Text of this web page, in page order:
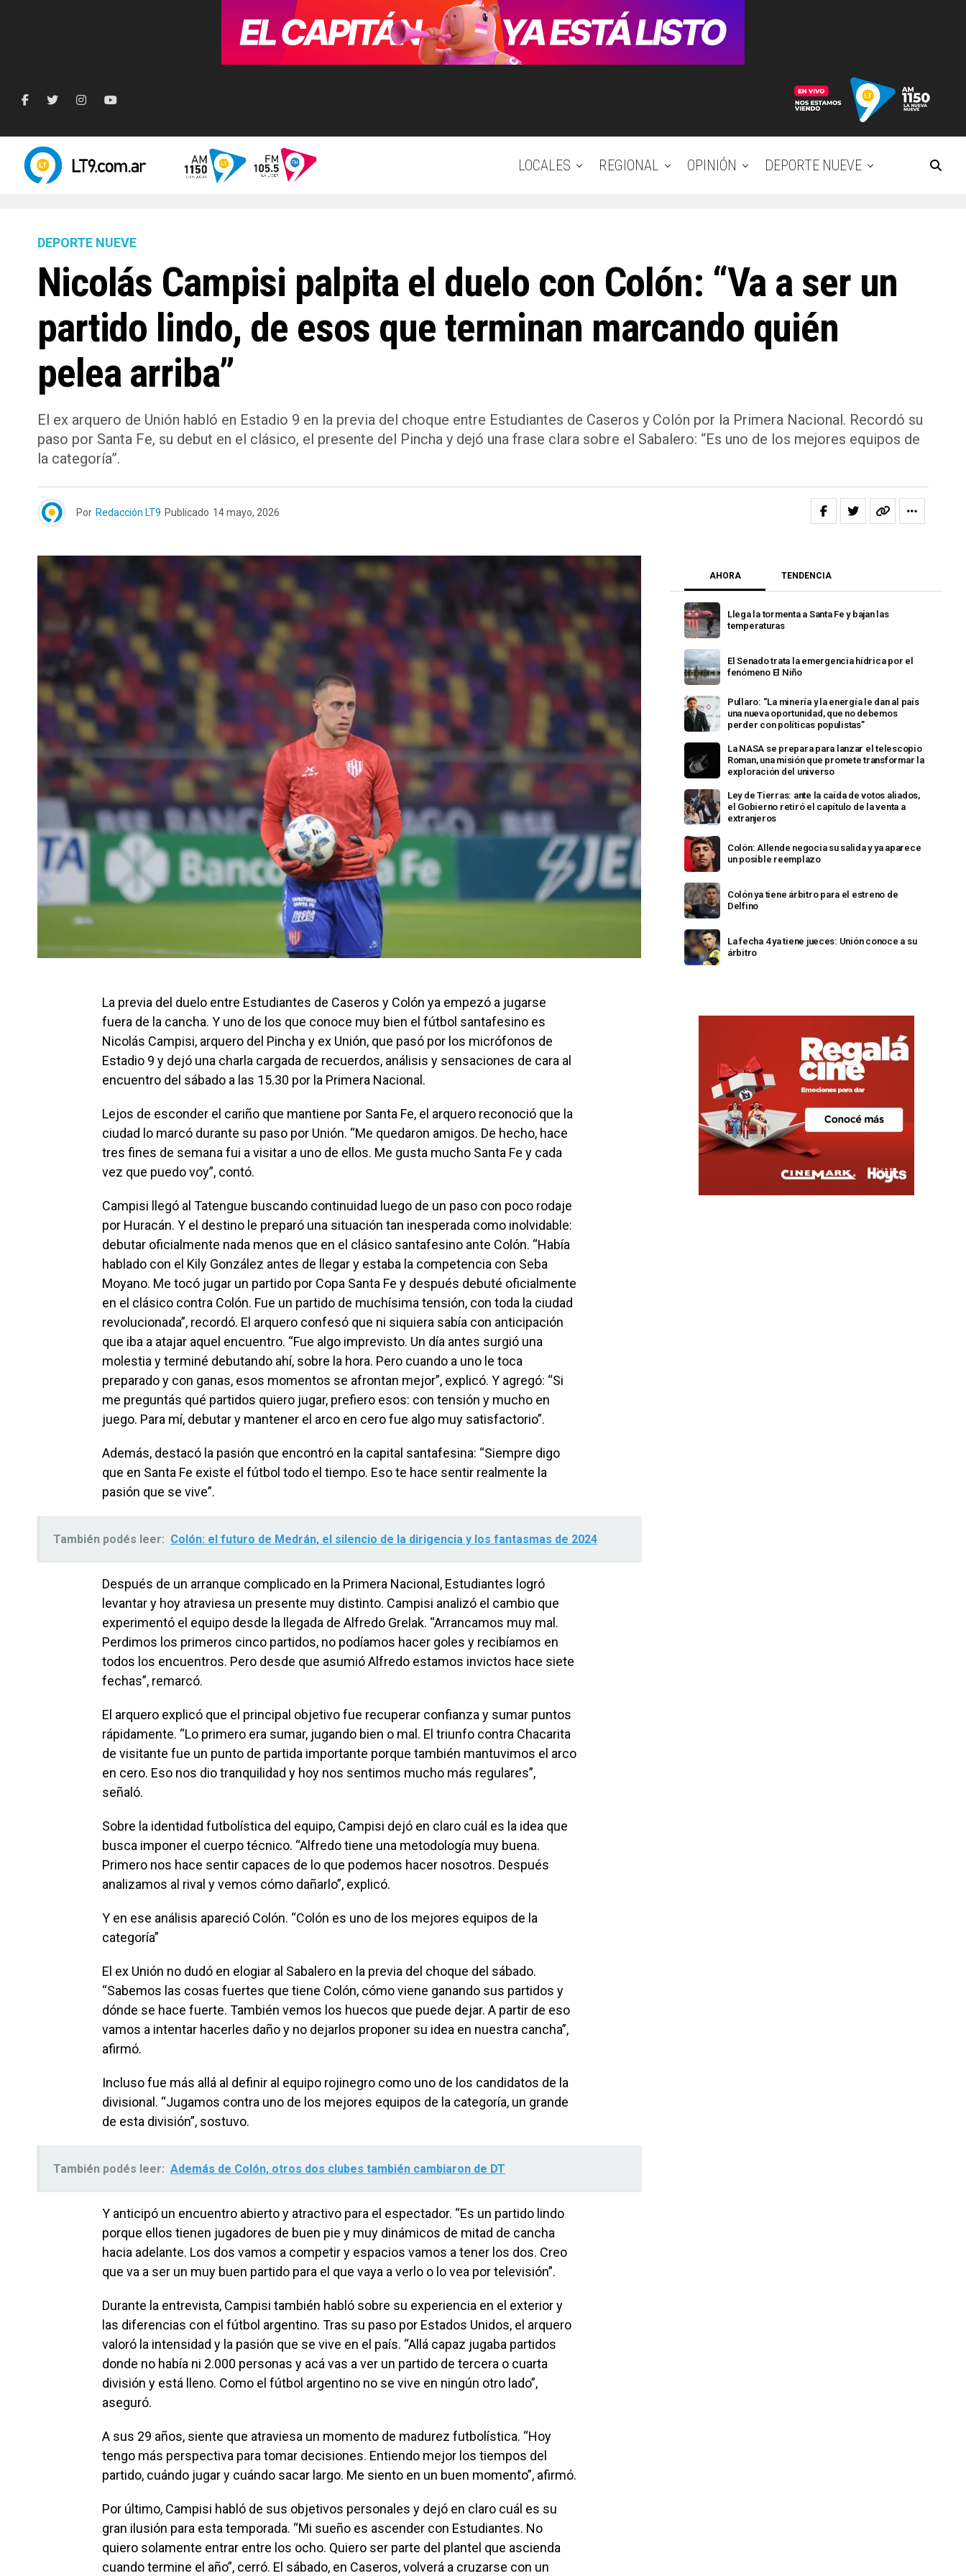
LOCALES REGIONAL OPINIÓN DEPORTE NUEVE
DEPORTE NUEVE
Nicolás Campisi palpita el duelo con Colón: “Va a ser un
partido lindo, de esos que terminan marcando quién
pelea arriba”
El ex arquero de Unión habló en Estadio 9 en la previa del choque entre Estudiantes de Caseros y Colón por la Primera Nacional. Recordó su
paso por Santa Fe, su debut en el clásico, el presente del Pincha y dejó una frase clara sobre el Sabalero: “Es uno de los mejores equipos de
la categoría”.
Por Redacción LT9 Publicado 14 mayo, 2026
La previa del duelo entre Estudiantes de Caseros y Colón ya empezó a jugarse
fuera de la cancha. Y uno de los que conoce muy bien el fútbol santafesino es
Nicolás Campisi, arquero del Pincha y ex Unión, que pasó por los micrófonos de
Estadio 9 y dejó una charla cargada de recuerdos, análisis y sensaciones de cara al
encuentro del sábado a las 15.30 por la Primera Nacional.
Lejos de esconder el cariño que mantiene por Santa Fe, el arquero reconoció que la
ciudad lo marcó durante su paso por Unión. “Me quedaron amigos. De hecho, hace
tres fines de semana fui a visitar a uno de ellos. Me gusta mucho Santa Fe y cada
vez que puedo voy”, contó.
Campisi llegó al Tatengue buscando continuidad luego de un paso con poco rodaje
por Huracán. Y el destino le preparó una situación tan inesperada como inolvidable:
debutar oficialmente nada menos que en el clásico santafesino ante Colón. “Había
hablado con el Kily González antes de llegar y estaba la competencia con Seba
Moyano. Me tocó jugar un partido por Copa Santa Fe y después debuté oficialmente
en el clásico contra Colón. Fue un partido de muchísima tensión, con toda la ciudad
revolucionada”, recordó. El arquero confesó que ni siquiera sabía con anticipación
que iba a atajar aquel encuentro. “Fue algo imprevisto. Un día antes surgió una
molestia y terminé debutando ahí, sobre la hora. Pero cuando a uno le toca
preparado y con ganas, esos momentos se afrontan mejor”, explicó. Y agregó: “Si
me preguntás qué partidos quiero jugar, prefiero esos: con tensión y mucho en
juego. Para mí, debutar y mantener el arco en cero fue algo muy satisfactorio”.
Además, destacó la pasión que encontró en la capital santafesina: “Siempre digo
que en Santa Fe existe el fútbol todo el tiempo. Eso te hace sentir realmente la
pasión que se vive”.
También podés leer: Colón: el futuro de Medrán, el silencio de la dirigencia y los fantasmas de 2024
Después de un arranque complicado en la Primera Nacional, Estudiantes logró
levantar y hoy atraviesa un presente muy distinto. Campisi analizó el cambio que
experimentó el equipo desde la llegada de Alfredo Grelak. “Arrancamos muy mal.
Perdimos los primeros cinco partidos, no podíamos hacer goles y recibíamos en
todos los encuentros. Pero desde que asumió Alfredo estamos invictos hace siete
fechas”, remarcó.
El arquero explicó que el principal objetivo fue recuperar confianza y sumar puntos
rápidamente. “Lo primero era sumar, jugando bien o mal. El triunfo contra Chacarita
de visitante fue un punto de partida importante porque también mantuvimos el arco
en cero. Eso nos dio tranquilidad y hoy nos sentimos mucho más regulares”,
señaló.
Sobre la identidad futbolística del equipo, Campisi dejó en claro cuál es la idea que
busca imponer el cuerpo técnico. “Alfredo tiene una metodología muy buena.
Primero nos hace sentir capaces de lo que podemos hacer nosotros. Después
analizamos al rival y vemos cómo dañarlo”, explicó.
Y en ese análisis apareció Colón. “Colón es uno de los mejores equipos de la
categoría”
El ex Unión no dudó en elogiar al Sabalero en la previa del choque del sábado.
“Sabemos las cosas fuertes que tiene Colón, cómo viene ganando sus partidos y
dónde se hace fuerte. También vemos los huecos que puede dejar. A partir de eso
vamos a intentar hacerles daño y no dejarlos proponer su idea en nuestra cancha”,
afirmó.
Incluso fue más allá al definir al equipo rojinegro como uno de los candidatos de la
divisional. “Jugamos contra uno de los mejores equipos de la categoría, un grande
de esta división”, sostuvo.
También podés leer: Además de Colón, otros dos clubes también cambiaron de DT
Y anticipó un encuentro abierto y atractivo para el espectador. “Es un partido lindo
porque ellos tienen jugadores de buen pie y muy dinámicos de mitad de cancha
hacia adelante. Los dos vamos a competir y espacios vamos a tener los dos. Creo
que va a ser un muy buen partido para el que vaya a verlo o lo vea por televisión”.
Durante la entrevista, Campisi también habló sobre su experiencia en el exterior y
las diferencias con el fútbol argentino. Tras su paso por Estados Unidos, el arquero
valoró la intensidad y la pasión que se vive en el país. “Allá capaz jugaba partidos
donde no había ni 2.000 personas y acá vas a ver un partido de tercera o cuarta
división y está lleno. Como el fútbol argentino no se vive en ningún otro lado”,
aseguró.
A sus 29 años, siente que atraviesa un momento de madurez futbolística. “Hoy
tengo más perspectiva para tomar decisiones. Entiendo mejor los tiempos del
partido, cuándo jugar y cuándo sacar largo. Me siento en un buen momento”, afirmó.
Por último, Campisi habló de sus objetivos personales y dejó en claro cuál es su
gran ilusión para esta temporada. “Mi sueño es ascender con Estudiantes. No
quiero solamente entrar entre los ocho. Quiero ser parte del plantel que ascienda
cuando termine el año”, cerró. El sábado, en Caseros, volverá a cruzarse con un
AHORA TENDENCIA
Llega la tormenta a Santa Fe y bajan las
temperaturas
El Senado trata la emergencia hídrica por el
fenómeno El Niño
Pullaro: “La minería y la energía le dan al país
una nueva oportunidad, que no debemos
perder con políticas populistas”
La NASA se prepara para lanzar el telescopio
Roman, una misión que promete transformar la
exploración del universo
Ley de Tierras: ante la caída de votos aliados,
el Gobierno retiró el capítulo de la venta a
extranjeros
Colón: Allende negocia su salida y ya aparece
un posible reemplazo
Colón ya tiene árbitro para el estreno de
Delfino
La fecha 4 ya tiene jueces: Unión conoce a su
árbitro